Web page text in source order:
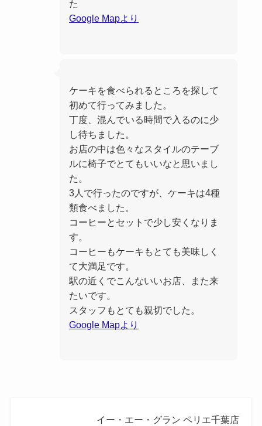
た
Google Mapより
ケーキを食べられるところを探して
初めて行ってみました。
丁度、混んでいる時間で入るのに少
し待ちました。
お店の中は色々なスタイルのテーブ
ルに椅子でとてもいいなと思いまし
た。
3人で行ったのですが、ケーキは4種
類食べました。
コーヒーとセットで少し安くなりま
す。
コーヒーもケーキもとても美味しく
て大満足です。
駅の近くでこんないいお店、また来
たいです。
スタッフもとても親切でした。
Google Mapより
イー・エー・グラン ペリエ千葉店